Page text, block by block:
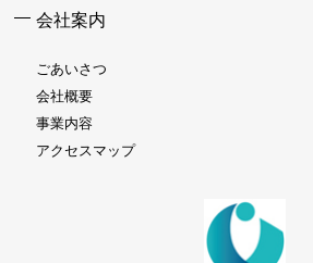
会社案内
ごあいさつ
会社概要
事業内容
アクセスマップ